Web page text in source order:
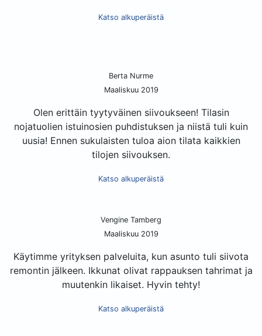
Katso alkuperäistä
Berta Nurme
Maaliskuu 2019
Olen erittäin tyytyväinen siivoukseen! Tilasin
nojatuolien istuinosien puhdistuksen ja niistä tuli kuin
uusia! Ennen sukulaisten tuloa aion tilata kaikkien
tilojen siivouksen.
Katso alkuperäistä
Vengine Tamberg
Maaliskuu 2019
Käytimme yrityksen palveluita, kun asunto tuli siivota
remontin jälkeen. Ikkunat olivat rappauksen tahrimat ja
muutenkin likaiset. Hyvin tehty!
Katso alkuperäistä